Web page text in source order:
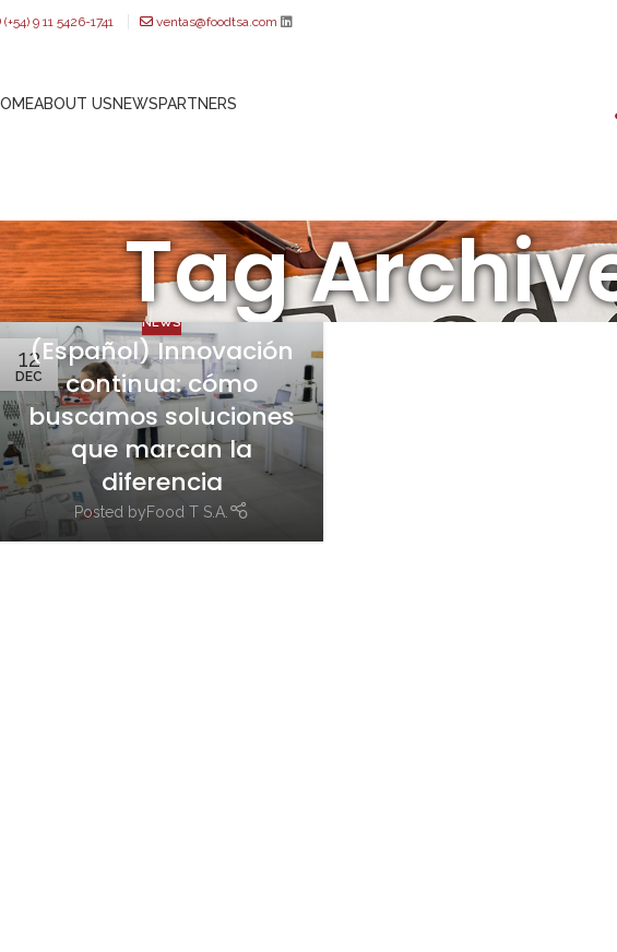
(+54) 9 11 5426-1741 ventas@foodtsa.com
ABOUT USNEWSPARTNERS
Tag
12
DEC
NEWS
(Español) Innovación
continua: cómo
buscamos soluciones
que marcan la
diferencia
Posted byFood T S.A.